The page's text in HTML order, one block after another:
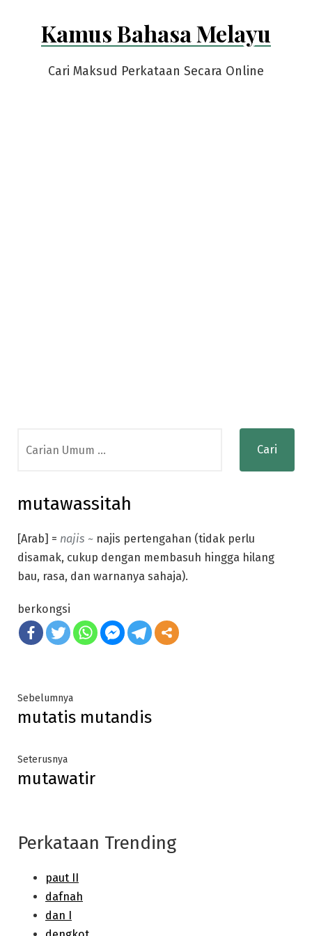
Kamus Bahasa Melayu
Cari Maksud Perkataan Secara Online
for:
mutawassitah
[Arab] = najis ~ najis pertengahan (tidak perlu
disamak, cukup dengan membasuh hingga hilang
bau, rasa, dan warnanya sahaja).
berkongsi
Post
navigation
SebelumnyaPrevious
post:
mutatis mutandis
SeterusnyaNext
post:
mutawatir
Perkataan Trending